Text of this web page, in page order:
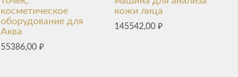
косметическое
оборудование для
Аква
55386,00 ₽
кожи лица
145542,00₽